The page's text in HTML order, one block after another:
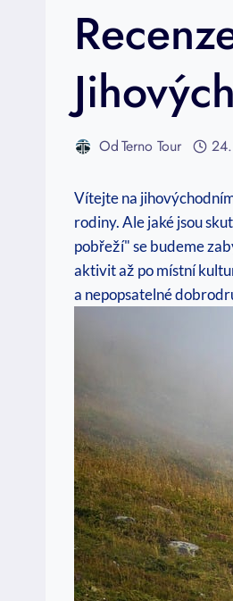
OdTerno Tour
Vítejte na
rodiny. Ale jaké jsou
pobřeží" se budeme
aktivit až po místní
a nepopsatelné